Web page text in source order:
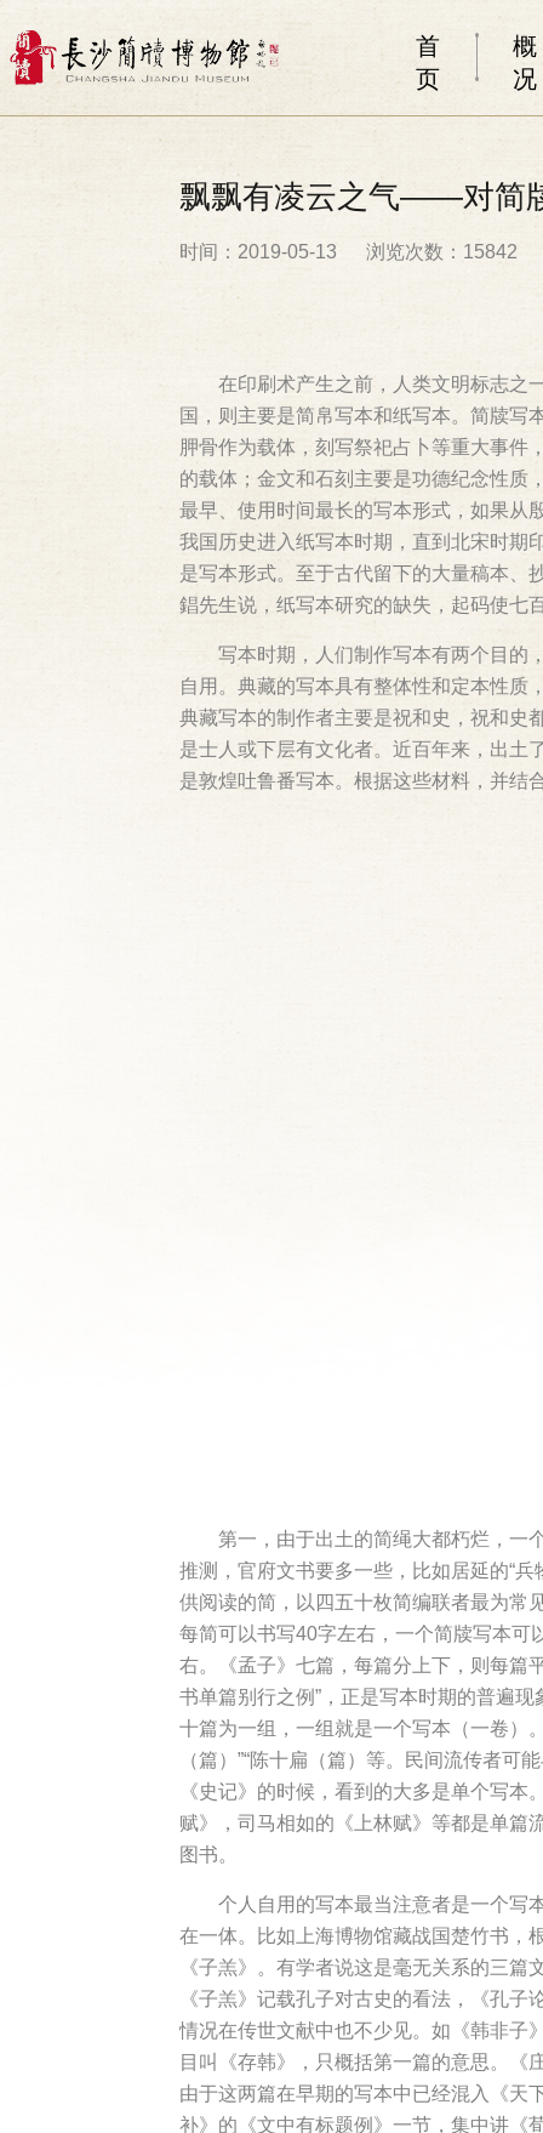
首
页
概
况
飘飘有凌云之气——对简
时间：2019-05-13 浏览次数：15842
在印刷术产生之前，人类文明标志之
国，则主要是简帛写本和纸写本。简牍写
胛骨作为载体，刻写祭祀占卜等重大事件
的载体；金文和石刻主要是功德纪念性质
最早、使用时间最长的写本形式，如果从
我国历史进入纸写本时期，直到北宋时期
是写本形式。至于古代留下的大量稿本、
錩先生说，纸写本研究的缺失，起码使七
写本时期，人们制作写本有两个目的
自用。典藏的写本具有整体性和定本性质
典藏写本的制作者主要是祝和史，祝和史
是士人或下层有文化者。近百年来，出土
是敦煌吐鲁番写本。根据这些材料，并结
第一，由于出土的简绳大都朽烂，一
推测，官府文书要多一些，比如居延的“
供阅读的简，以四五十枚简编联者最为常
每简可以书写40字左右，一个简牍写本可
右。《孟子》七篇，每篇分上下，则每篇
书单篇别行之例”，正是写本时期的普遍
十篇为一组，一组就是一个写本（一卷）
（篇）”“陈十扁（篇）等。民间流传者可
《史记》的时候，看到的大多是单个写
赋》，司马相如的《上林赋》等都是单篇
图书。
个人自用的写本最当注意者是一个写
在一体。比如上海博物馆藏战国楚竹书，
《子羔》。有学者说这是毫无关系的三
《子羔》记载孔子对古史的看法，《孔
情况在传世文献中也不少见。如《韩非子
目叫《存韩》，只概括第一篇的意思。《
由于这两篇在早期的写本中已经混入《天
补》的《文中有标题例》一节，集中讲《